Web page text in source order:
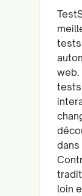
tests
web.
tests
loin